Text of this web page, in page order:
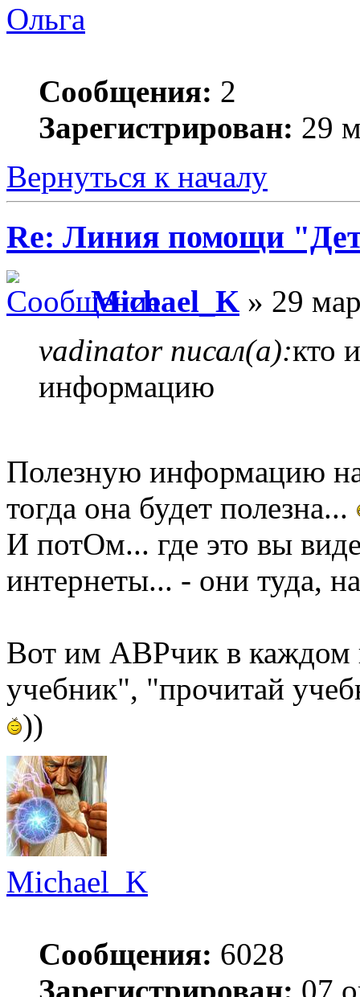
Ольга
Сообщения: 2
Зарегистрирован: 29
Вернуться к началу
Re: Линия помощи
Michael_K » 29
vadinator писал(а):кто
информацию
Полезную информацию
тогда она будет полезна...
И потОм... где это вы
интернеты... - они
Вот им АВРчик в каждом
учебник", "прочитай
))
Michael_K
Сообщения: 6028